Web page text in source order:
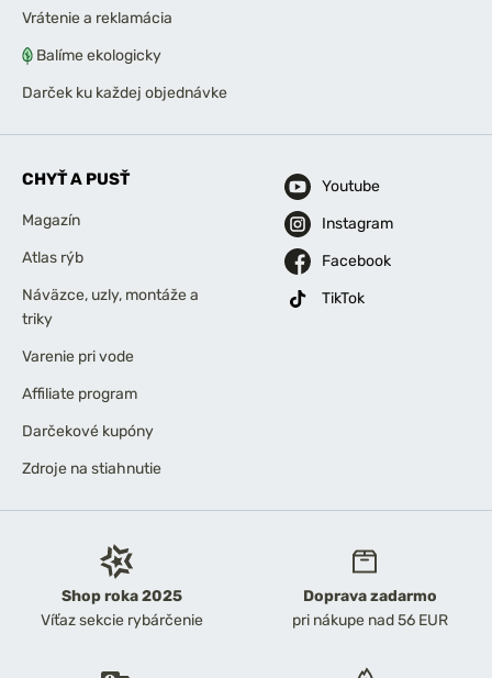
Shop roka 2025
Víťaz sekcie rybárčenie
Doprava zadarmo
pri nákupe nad 56 EUR
Vrátenie a reklamácia
Balíme ekologicky
Darček ku každej objednávke
CHYŤ A PUSŤ
Magazín
Atlas rýb
Náväzce, uzly, montáže a
triky
Varenie pri vode
Affiliate program
Darčekové kupóny
Zdroje na stiahnutie
Youtube
Instagram
Facebook
TikTok